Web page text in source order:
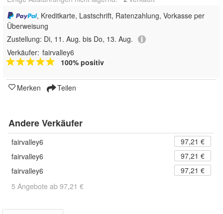
, Kreditkarte, Lastschrift, Ratenzahlung, Vorkasse per
Überweisung
Zustellung: Di, 11. Aug. bis Do, 13. Aug.
Verkäufer: fairvalley6
100% positiv
Merken Teilen
Andere Verkäufer
fairvalley6
97,21 €
fairvalley6
97,21 €
fairvalley6
97,21 €
5 Angebote ab 97,21 €